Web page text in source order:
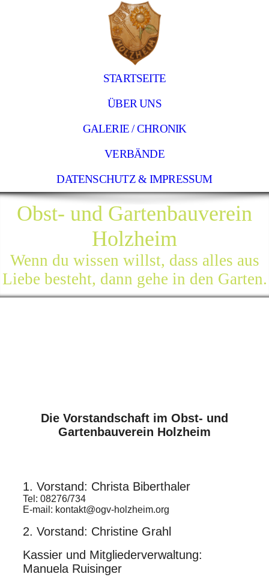
STARTSEITE
ÜBER UNS
GALERIE / CHRONIK
VERBÄNDE
DATENSCHUTZ & IMPRESSUM
Obst- und Gartenbauverein
Holzheim
Wenn du wissen willst, dass alles aus
Liebe besteht, dann gehe in den Garten.
Die Vorstandschaft im Obst- und
Gartenbauverein Holzheim
1. Vorstand: Christa Biberthaler
Tel: 08276/734
E-mail: kontakt@ogv-holzheim.org
2. Vorstand: Christine Grahl
Kassier und Mitgliederverwaltung:
Manuela Ruisinger